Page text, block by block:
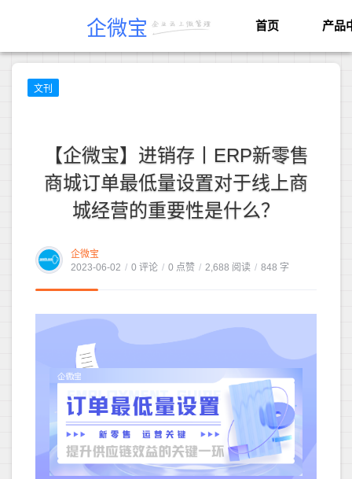
企微宝 首页 产品
文刊
【企微宝】进销存丨ERP新零售
商城订单最低量设置对于线上商
城经营的重要性是什么？
企微宝
2023-06-02 / 0 评论 / 0 点赞 / 2,688 阅读 / 848 字